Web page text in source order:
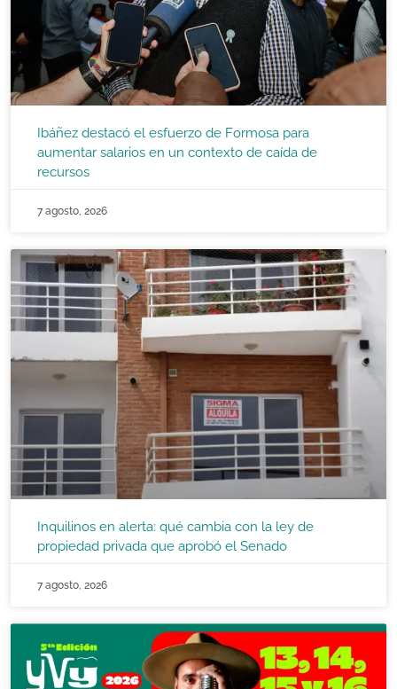
Ibáñez destacó el esfuerzo de Formosa para
aumentar salarios en un contexto de caída de
recursos
7 agosto, 2026
Inquilinos en alerta: qué cambia con la ley de
propiedad privada que aprobó el Senado
7 agosto, 2026